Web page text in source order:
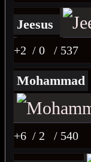
Jeesus
+2 / 0 / 537
Mohammad
+6 / 2 / 540